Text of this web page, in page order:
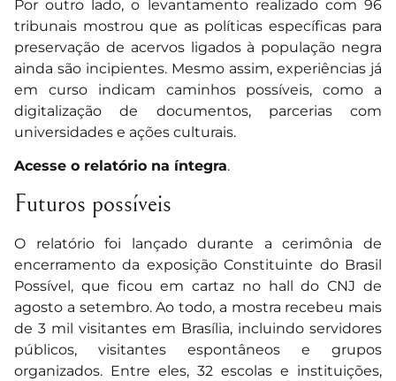
Por outro lado, o levantamento realizado com 96
tribunais mostrou que as políticas específicas para
preservação de acervos ligados à população negra
ainda são incipientes. Mesmo assim, experiências já
em curso indicam caminhos possíveis, como a
digitalização de documentos, parcerias com
universidades e ações culturais.
Acesse o relatório na íntegra.
Futuros possíveis
O relatório foi lançado durante a cerimônia de
encerramento da exposição Constituinte do Brasil
Possível, que ficou em cartaz no hall do CNJ de
agosto a setembro. Ao todo, a mostra recebeu mais
de 3 mil visitantes em Brasília, incluindo servidores
públicos, visitantes espontâneos e grupos
organizados. Entre eles, 32 escolas e instituições,